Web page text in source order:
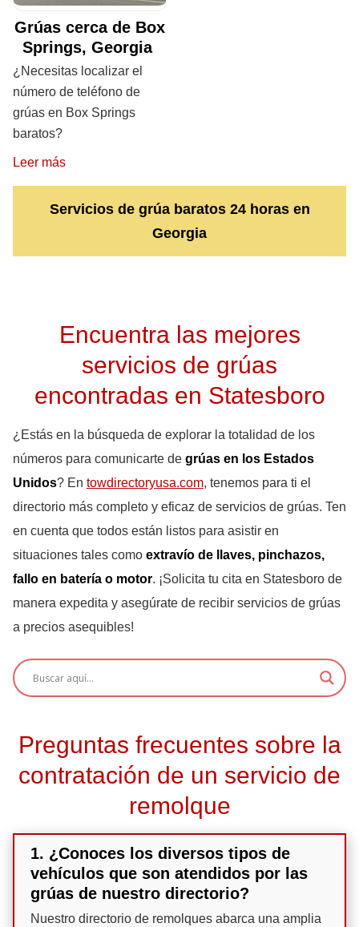
Grúas cerca de Box
Springs, Georgia
¿Necesitas localizar el
número de teléfono de
grúas en Box Springs
baratos?
Leer más
Servicios de grúa baratos 24 horas en
Georgia
Encuentra las mejores
servicios de grúas
encontradas en Statesboro
¿Estás en la búsqueda de explorar la totalidad de los
números para comunicarte de grúas en los Estados
Unidos? En towdirectoryusa.com, tenemos para ti el
directorio más completo y eficaz de servicios de grúas. Ten
en cuenta que todos están listos para asistir en
situaciones tales como extravío de llaves, pinchazos,
fallo en batería o motor. ¡Solicita tu cita en Statesboro de
manera expedita y asegúrate de recibir servicios de grúas
a precios asequibles!
Preguntas frecuentes sobre la
contratación de un servicio de
remolque
1. ¿Conoces los diversos tipos de
vehículos que son atendidos por las
grúas de nuestro directorio?
Nuestro directorio de remolques abarca una amplia